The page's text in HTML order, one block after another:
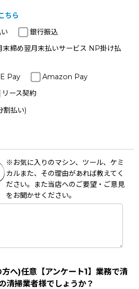
ちら
銀行振込
末締め翌月末払いサービス NP掛け払
Pay
Amazon Pay
リース契約
割払い)
※お気に入りのマシン、ツール、ケミ
カルまた、その理由があれば教えてく
ださい。また当店へのご要望・ご意見
をお聞かせください。
へ)任意【アンケート1】業務で清
清掃業者様でしょうか？